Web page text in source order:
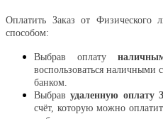
Оплатить Заказ от
способом:
Выбрав оплату
воспользоваться
банком.
Выбравудаленную оплату
счёт, которую можно